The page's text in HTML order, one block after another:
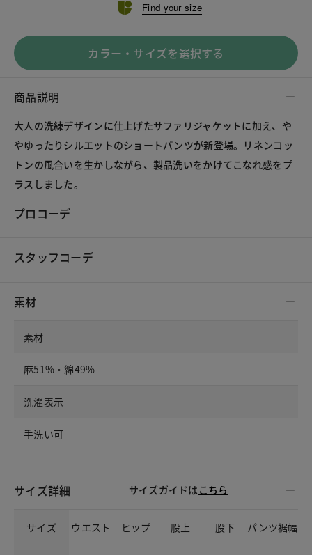
Find your size
カラー・サイズを選択する
商品説明
大人の洗練デザインに仕上げたサファリジャケットに加え、や
やゆったりシルエットのショートパンツが新登場。リネンコッ
トンの風合いを生かしながら、製品洗いをかけてこなれ感をプ
ラスしました。
プロコーデ
スタッフコーデ
素材
素材
麻51%・綿49%
洗濯表示
手洗い可
サイズ詳細 サイズガイドは こちら
サイズ ウエスト ヒップ 股上 股下 パンツ裾幅